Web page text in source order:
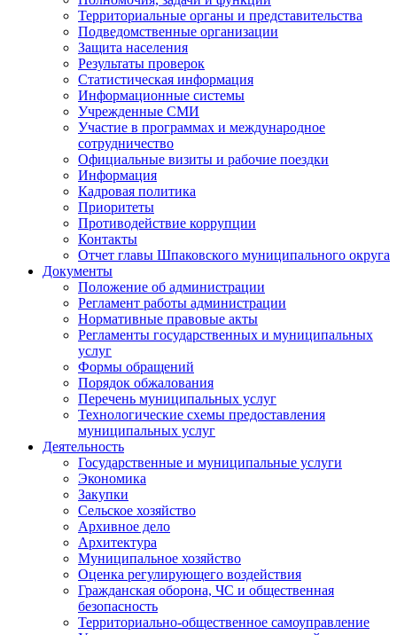
Территориальные органы и представительства
Подведомственные организации
Защита населения
Результаты проверок
Статистическая информация
Информационные системы
Учрежденные СМИ
Участие в программах и международное
сотрудничество
Официальные визиты и рабочие поездки
Информация
Кадровая политика
Приоритеты
Противодействие коррупции
Контакты
Отчет главы Шпаковского муниципального округа
Документы
Положение об администрации
Регламент работы администрации
Нормативные правовые акты
Регламенты государственных и муниципальных
услуг
Формы обращений
Порядок обжалования
Перечень муниципальных услуг
Технологические схемы предоставления
муниципальных услуг
Деятельность
Государственные и муниципальные услуги
Экономика
Закупки
Сельское хозяйство
Архивное дело
Архитектура
Муниципальное хозяйство
Оценка регулирующего воздействия
Гражданская оборона, ЧС и общественная
безопасность
Территориально-общественное самоуправление